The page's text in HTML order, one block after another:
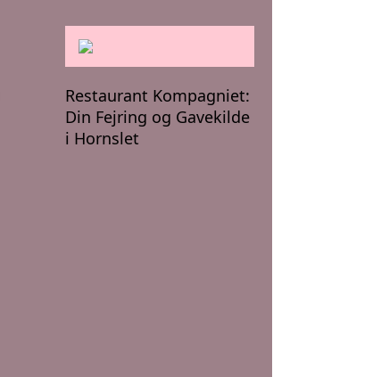
Restaurant Kompagniet:
Din Fejring og Gavekilde
i Hornslet